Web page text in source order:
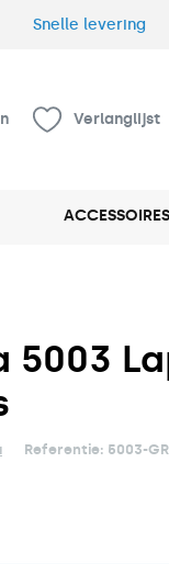
Snelle levering
Verlanglijst
ACCESSOIRES
5003
Referentie: 5003-